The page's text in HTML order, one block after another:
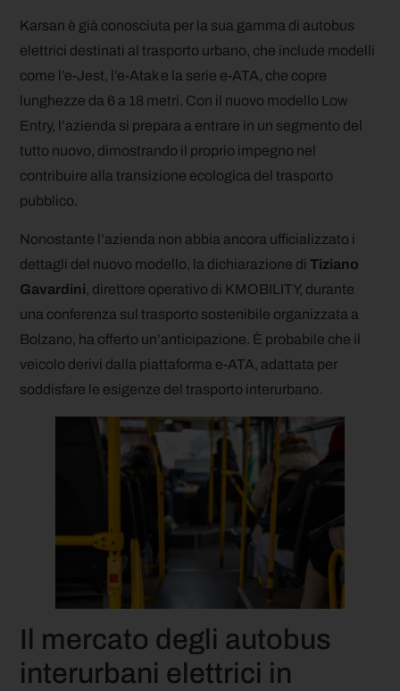
Karsan è già conosciuta per la sua gamma di autobus
elettrici destinati al trasporto urbano, che include modelli
come l’e-Jest, l’e-Atak e la serie e-ATA, che copre
lunghezze da 6 a 18 metri. Con il nuovo modello Low
Entry, l’azienda si prepara a entrare in un segmento del
tutto nuovo, dimostrando il proprio impegno nel
contribuire alla transizione ecologica del trasporto
pubblico.
Nonostante l’azienda non abbia ancora ufficializzato i
dettagli del nuovo modello, la dichiarazione diTiziano
Gavardini, direttore operativo di KMOBILITY, durante
una conferenza sul trasporto sostenibile organizzata a
Bolzano, ha offerto un’anticipazione. È probabile che il
veicolo derivi dalla piattaforma e-ATA, adattata per
soddisfare le esigenze del trasporto interurbano.
Il mercato degli autobus
interurbani elettrici in